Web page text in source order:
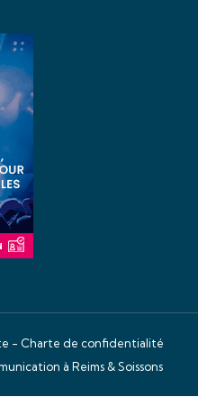
- Charte de confidentialité
à Reims & Soissons